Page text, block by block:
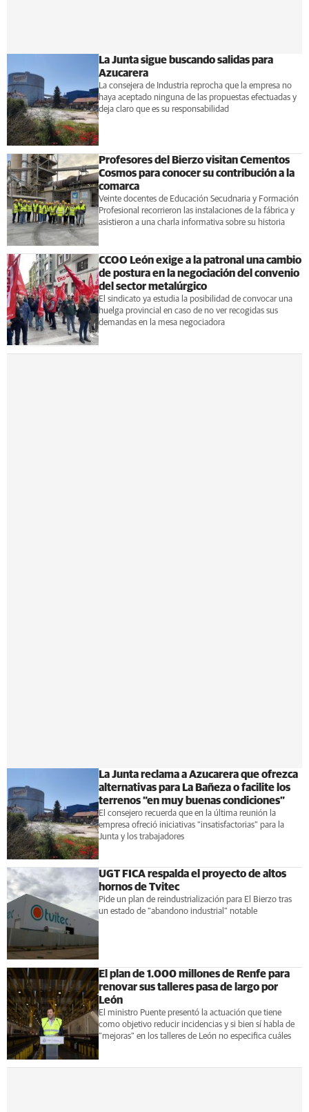
La Junta sigue buscando salidas para
Azucarera
La consejera de Industria reprocha que la empresa no
haya aceptado ninguna de las propuestas efectuadas y
deja claro que es su responsabilidad
Profesores del Bierzo visitan Cementos
Cosmos para conocer su contribución a la
comarca
Veinte docentes de Educación Secudnaria y Formación
Profesional recorrieron las instalaciones de la fábrica y
asistieron a una charla informativa sobre su historia
CCOO León exige a la patronal una cambio
de postura en la negociación del convenio
del sector metalúrgico
El sindicato ya estudia la posibilidad de convocar una
huelga provincial en caso de no ver recogidas sus
demandas en la mesa negociadora
La Junta reclama a Azucarera que ofrezca
alternativas para La Bañeza o facilite los
terrenos “en muy buenas condiciones”
El consejero recuerda que en la última reunión la
empresa ofreció iniciativas “insatisfactorias” para la
Junta y los trabajadores
UGT FICA respalda el proyecto de altos
hornos de Tvitec
Pide un plan de reindustrialización para El Bierzo tras
un estado de "abandono industrial" notable
El plan de 1.000 millones de Renfe para
renovar sus talleres pasa de largo por
León
El ministro Puente presentó la actuación que tiene
como objetivo reducir incidencias y si bien sí habla de
"mejoras" en los talleres de León no especifica cuáles